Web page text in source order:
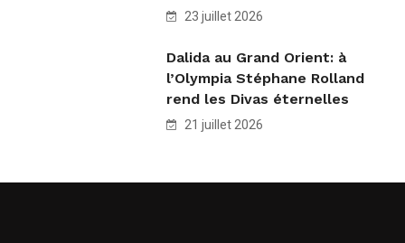
23 juillet 2026
Dalida au Grand Orient: à
l’Olympia Stéphane Rolland
rend les Divas éternelles
21 juillet 2026